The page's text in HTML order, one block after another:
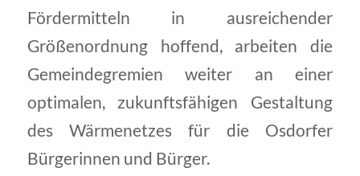
Fördermitteln in ausreichender
Größenordnung hoffend, arbeiten die
Gemeindegremien weiter an einer
optimalen, zukunftsfähigen Gestaltung
des Wärmenetzes für die Osdorfer
Bürgerinnen und Bürger.